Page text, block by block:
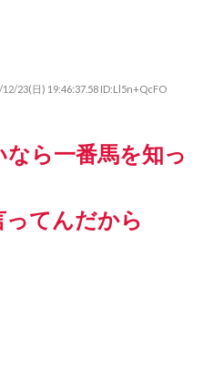
12/23(日) 19:46:37.58 ID:Ll5n+QcFO
ら一番馬を知っ
てんだから